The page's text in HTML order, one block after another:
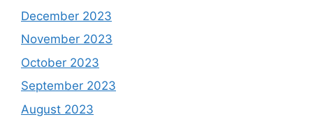
December 2023
November 2023
October 2023
September 2023
August 2023